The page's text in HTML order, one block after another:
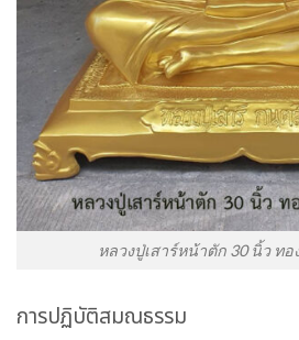
หลวงปู่เสาร์หน้าตัก 30 นิ้ว ทอ
การปฏิบัติสมณธรรม